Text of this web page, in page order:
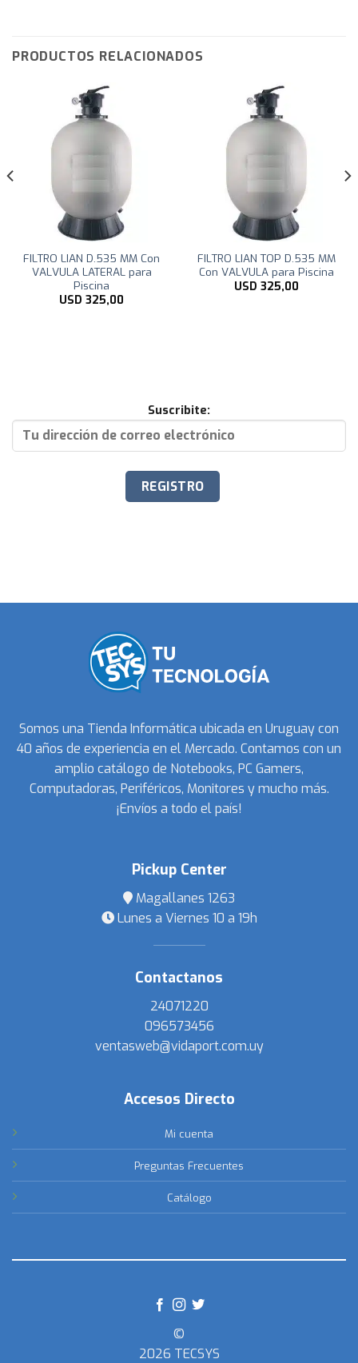
PRODUCTOS RELACIONADOS
FILTRO LIAN D.535 MM Con
VALVULA LATERAL para
Piscina
USD 325,00
FILTRO LIAN TOP D.535 MM
Con VALVULA para Piscina
USD 325,00
Suscribite:
Somos una Tienda Informática ubicada en Uruguay con
40 años de experiencia en el Mercado. Contamos con un
amplio catálogo de Notebooks, PC Gamers,
Computadoras, Periféricos, Monitores y mucho más.
¡Envíos a todo el país!
Pickup Center
Magallanes 1263
Lunes a Viernes 10 a 19h
Contactanos
24071220
096573456
ventasweb@vidaport.com.uy
Accesos Directo
Mi cuenta
Preguntas Frecuentes
Catálogo
©
2026 TECSYS